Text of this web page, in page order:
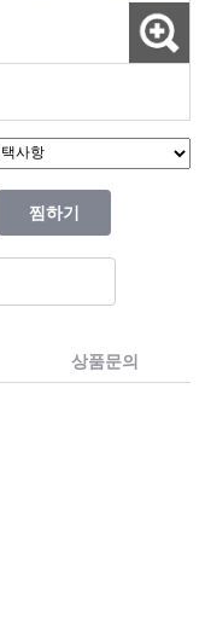
찜하기
상품문의